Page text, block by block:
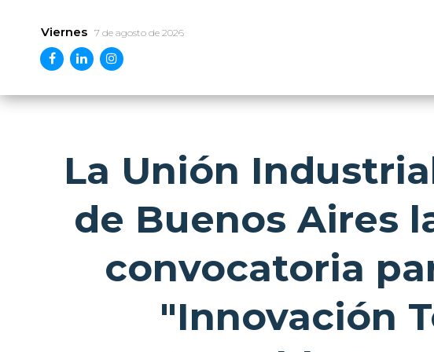
Viernes 7 de agosto de 2026
La Unión
de Buenos Aires
convocatoria
"Innovación